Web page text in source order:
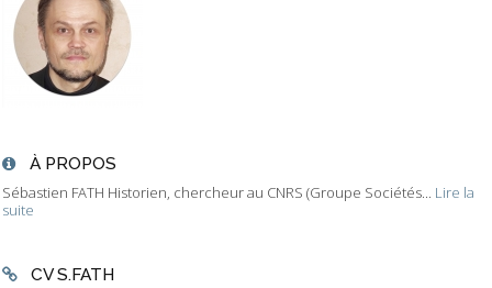
À PROPOS
Sébastien FATH Historien, chercheur au CNRS (Groupe Sociétés... Lire la
suite
CV S.FATH